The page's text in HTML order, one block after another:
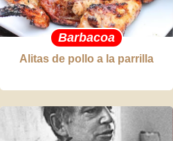
Barbacoa
Alitas de pollo a la parrilla